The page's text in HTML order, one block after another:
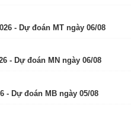
- Dự đoán MT ngày 06/08
- Dự đoán MN ngày 06/08
- Dự đoán MB ngày 05/08